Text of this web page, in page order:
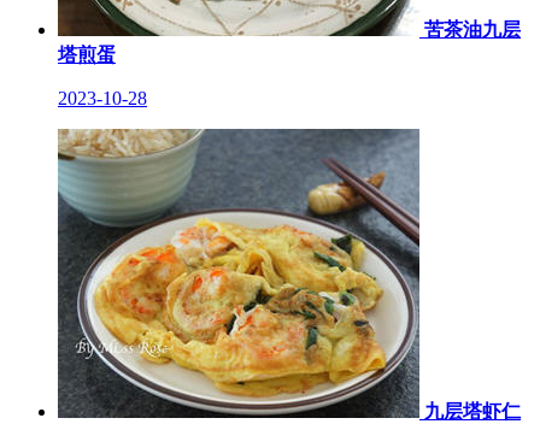
苦茶油九层
塔煎蛋
2023-10-28
九层塔虾仁